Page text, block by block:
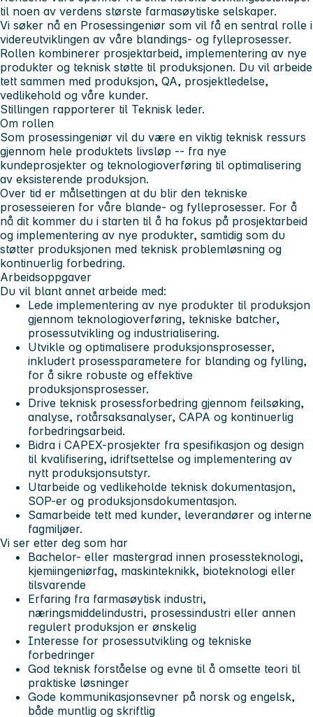
til noen av verdens største farmasøytiske selskaper.
Vi søker nå en Prosessingeniør som vil få en sentral rolle i
videreutviklingen av våre blandings- og fylleprosesser.
Rollen kombinerer prosjektarbeid, implementering av nye
produkter og teknisk støtte til produksjonen. Du vil arbeide
tett sammen med produksjon, QA, prosjektledelse,
vedlikehold og våre kunder.
Stillingen rapporterer til Teknisk leder.
Om rollen
Som prosessingeniør vil du være en viktig teknisk ressurs
gjennom hele produktets livsløp -- fra nye
kundeprosjekter og teknologioverføring til optimalisering
av eksisterende produksjon.
Over tid er målsettingen at du blir den tekniske
prosesseieren for våre blande- og fylleprosesser. For å
nå dit kommer du i starten til å ha fokus på prosjektarbeid
og implementering av nye produkter, samtidig som du
støtter produksjonen med teknisk problemløsning og
kontinuerlig forbedring.
Arbeidsoppgaver
Du vil blant annet arbeide med:
Lede implementering av nye produkter til produksjon
gjennom teknologioverføring, tekniske batcher,
prosessutvikling og industrialisering.
Utvikle og optimalisere produksjonsprosesser,
inkludert prosessparametere for blanding og fylling,
for å sikre robuste og effektive
produksjonsprosesser.
Drive teknisk prosessforbedring gjennom feilsøking,
analyse, rotårsaksanalyser, CAPA og kontinuerlig
forbedringsarbeid.
Bidra i CAPEX-prosjekter fra spesifikasjon og design
til kvalifisering, idriftsettelse og implementering av
nytt produksjonsutstyr.
Utarbeide og vedlikeholde teknisk dokumentasjon,
SOP-er og produksjonsdokumentasjon.
Samarbeide tett med kunder, leverandører og interne
fagmiljøer.
Vi ser etter deg som har
Bachelor- eller mastergrad innen prosessteknologi,
kjemiingeniørfag, maskinteknikk, bioteknologi eller
tilsvarende
Erfaring fra farmasøytisk industri,
næringsmiddelindustri, prosessindustri eller annen
regulert produksjon er ønskelig
Interesse for prosessutvikling og tekniske
forbedringer
God teknisk forståelse og evne til å omsette teori til
praktiske løsninger
Gode kommunikasjonsevner på norsk og engelsk,
både muntlig og skriftlig